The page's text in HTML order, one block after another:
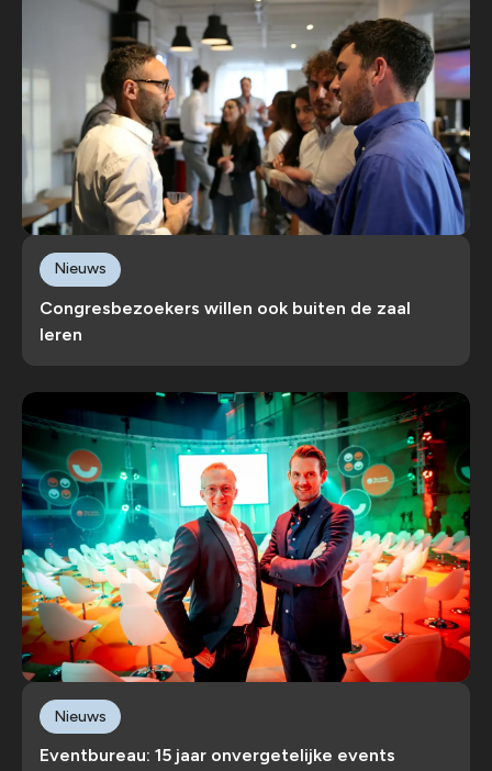
Congresbezoekers willen ook buiten de zaal
leren
Nieuws
Eventbureau: 15 jaar onvergetelijke events
Nieuws